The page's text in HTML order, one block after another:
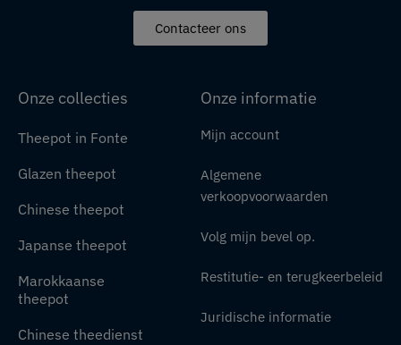
Contacteer ons
Onze collecties
Theepot in Fonte
Glazen theepot
Chinese theepot
Japanse theepot
Marokkaanse
theepot
Chinese theedienst
Onze informatie
Mijn account
Algemene
verkoopvoorwaarden
Volg mijn bevel op.
Restitutie- en terugkeerbeleid
Juridische informatie